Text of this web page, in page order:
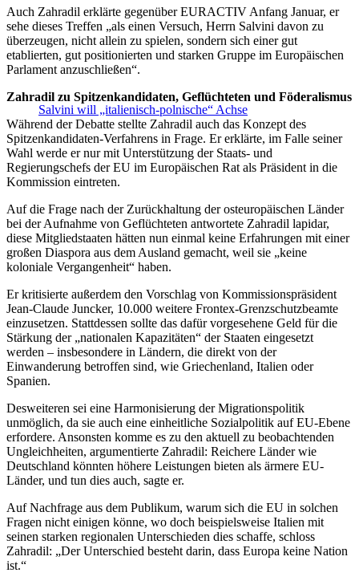
Auch Zahradil erklärte gegenüber EURACTIV Anfang Januar, er
sehe dieses Treffen „als einen Versuch, Herrn Salvini davon zu
überzeugen, nicht allein zu spielen, sondern sich einer gut
etablierten, gut positionierten und starken Gruppe im Europäischen
Parlament anzuschließen“.
Salvini will „italienisch-polnische“ Achse
Zahradil zu Spitzenkandidaten, Geflüchteten und Föderalismus
Während der Debatte stellte Zahradil auch das Konzept des
Spitzenkandidaten-Verfahrens in Frage. Er erklärte, im Falle seiner
Wahl werde er nur mit Unterstützung der Staats- und
Regierungschefs der EU im Europäischen Rat als Präsident in die
Kommission eintreten.
Auf die Frage nach der Zurückhaltung der osteuropäischen Länder
bei der Aufnahme von Geflüchteten antwortete Zahradil lapidar,
diese Mitgliedstaaten hätten nun einmal keine Erfahrungen mit einer
großen Diaspora aus dem Ausland gemacht, weil sie „keine
koloniale Vergangenheit“ haben.
Er kritisierte außerdem den Vorschlag von Kommissionspräsident
Jean-Claude Juncker, 10.000 weitere Frontex-Grenzschutzbeamte
einzusetzen. Stattdessen sollte das dafür vorgesehene Geld für die
Stärkung der „nationalen Kapazitäten“ der Staaten eingesetzt
werden – insbesondere in Ländern, die direkt von der
Einwanderung betroffen sind, wie Griechenland, Italien oder
Spanien.
Desweiteren sei eine Harmonisierung der Migrationspolitik
unmöglich, da sie auch eine einheitliche Sozialpolitik auf EU-Ebene
erfordere. Ansonsten komme es zu den aktuell zu beobachtenden
Ungleichheiten, argumentierte Zahradil: Reichere Länder wie
Deutschland könnten höhere Leistungen bieten als ärmere EU-
Länder, und tun dies auch, sagte er.
Auf Nachfrage aus dem Publikum, warum sich die EU in solchen
Fragen nicht einigen könne, wo doch beispielsweise Italien mit
seinen starken regionalen Unterschieden dies schaffe, schloss
Zahradil: „Der Unterschied besteht darin, dass Europa keine Nation
ist.“